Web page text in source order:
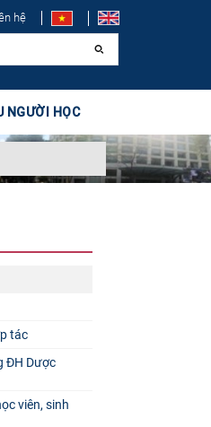
hệ
NGƯỜI HỌC
tác
ĐH Dược
viên, sinh